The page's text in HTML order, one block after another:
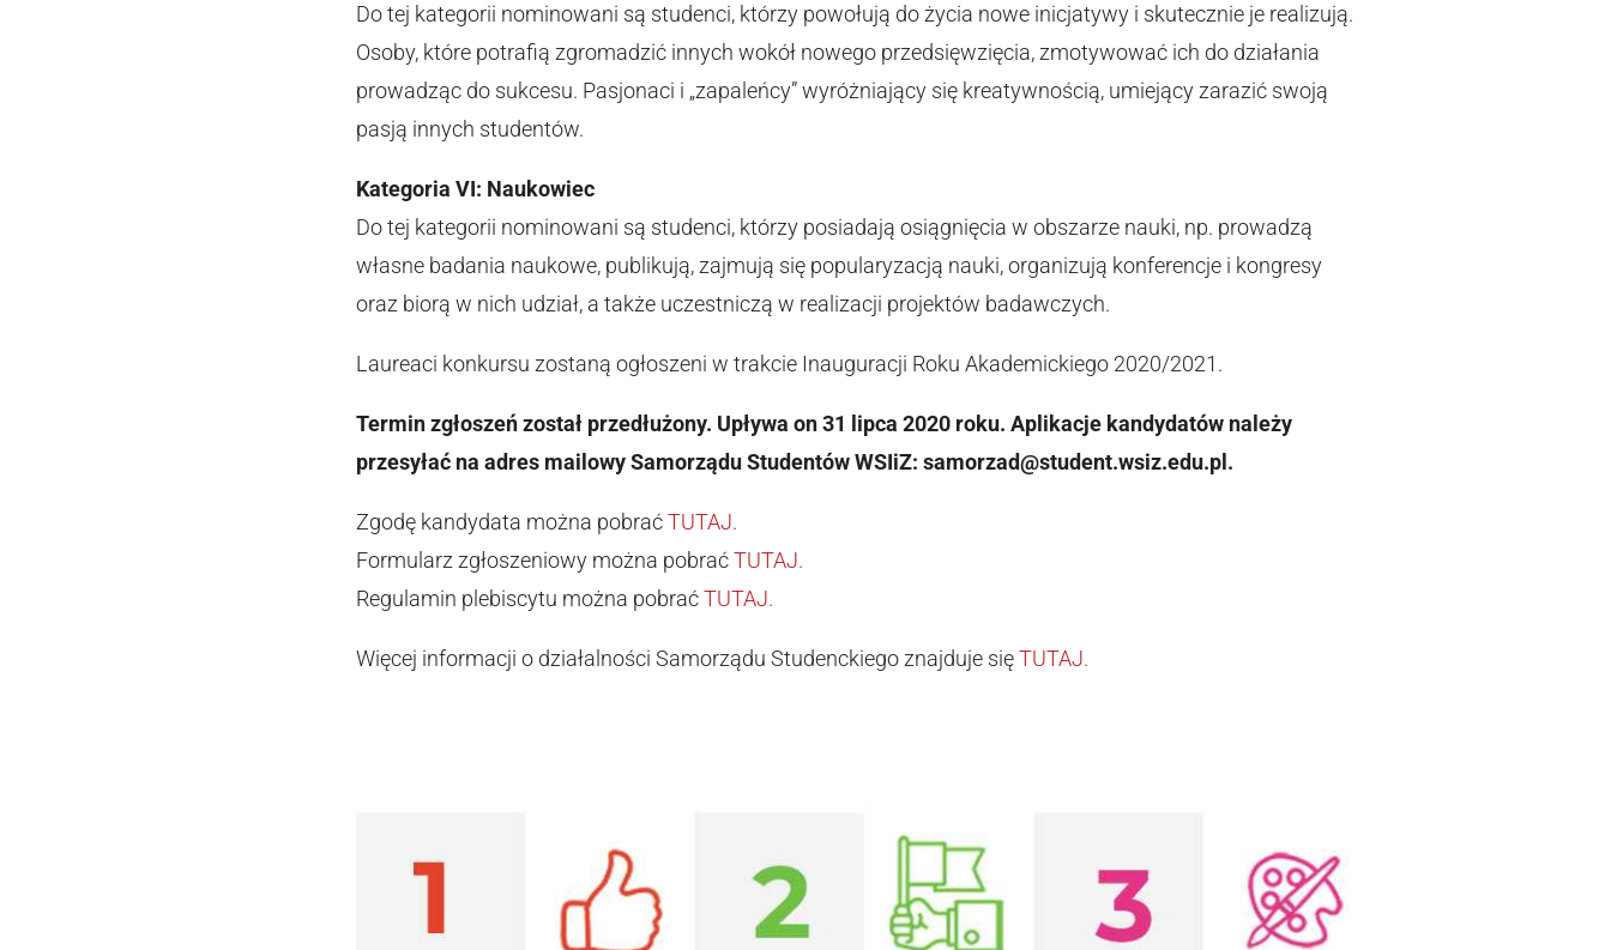
Do tej kategorii nominowani są studenci, którzy powołują do życia nowe inicjatywy i skutecznie je realizują.
Osoby, które potrafią zgromadzić innych wokół nowego przedsięwzięcia, zmotywować ich do działania
prowadząc do sukcesu. Pasjonaci i „zapaleńcy” wyróżniający się kreatywnością, umiejący zarazić swoją
pasją innych studentów.
Kategoria VI: Naukowiec
Do tej kategorii nominowani są studenci, którzy posiadają osiągnięcia w obszarze nauki, np. prowadzą
własne badania naukowe, publikują, zajmują się popularyzacją nauki, organizują konferencje i kongresy
oraz biorą w nich udział, a także uczestniczą w realizacji projektów badawczych.
Laureaci konkursu zostaną ogłoszeni w trakcie Inauguracji Roku Akademickiego 2020/2021.
Termin zgłoszeń został przedłużony. Upływa on 31 lipca 2020 roku. Aplikacje kandydatów należy
przesyłać na adres mailowy Samorządu Studentów WSIiZ: samorzad@student.wsiz.edu.pl.
Zgodę kandydata można pobraćTUTAJ.
Formularz zgłoszeniowy można pobraćTUTAJ.
Regulamin plebiscytu można pobraćTUTAJ.
Więcej informacji o działalności Samorządu Studenckiego znajduje sięTUTAJ.